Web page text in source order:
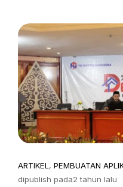
ARTIKEL , PEMBUATAN
dipublish pada2 tahun lalu